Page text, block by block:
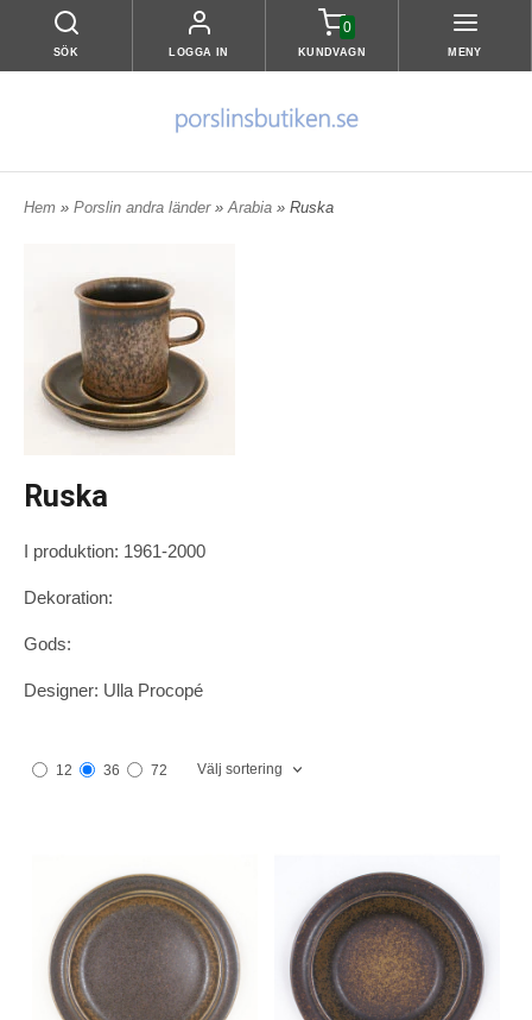
SÖK LOGGA IN
0
KUNDVAGN MENY
Hem » Porslin andra länder » Arabia » Ruska
Ruska
I produktion: 1961-2000
Dekoration:
Gods:
Designer: Ulla Procopé
12 36 72 Välj sortering